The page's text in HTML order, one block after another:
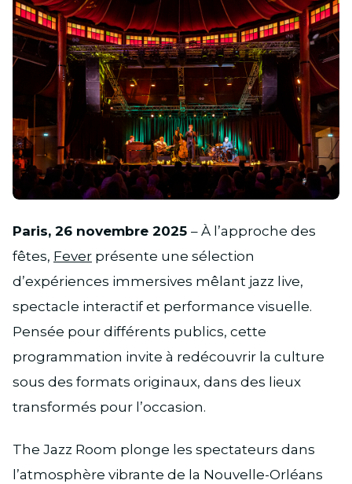
JPG
Paris, 26 novembre 2025 – À l’approche des
fêtes, Fever présente une sélection
d’expériences immersives mêlant jazz live,
spectacle interactif et performance visuelle.
Pensée pour différents publics, cette
programmation invite à redécouvrir la culture
sous des formats originaux, dans des lieux
transformés pour l’occasion.
The Jazz Room plonge les spectateurs dans
l’atmosphère vibrante de la Nouvelle-Orléans